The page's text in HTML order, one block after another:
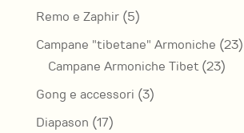
prodotto
Remo e Zaphir 55
prodotti
Campane "tibetane" Armoniche 2323
Campane Armoniche Tibet 2323
Gong e accessori 33
Diapason 1717